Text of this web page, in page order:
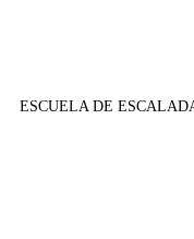
ESCUELA DE